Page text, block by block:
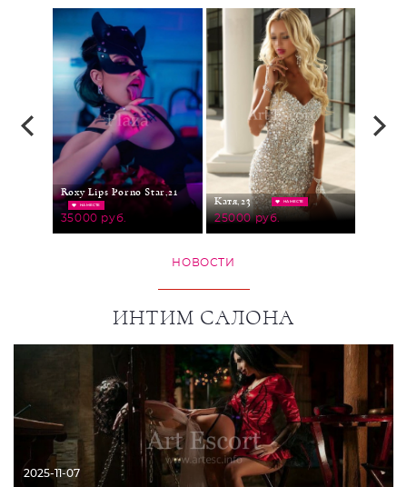
Roxy Lips Porno Star,21
НА МЕСТЕ
35000 руб.
Катя,23 НА МЕСТЕ
25000 руб.
НОВОСТИ
ИНТИМ САЛОНА
2025-11-07